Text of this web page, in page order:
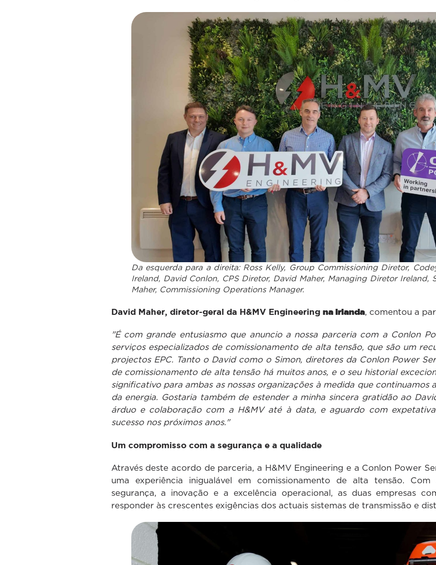
Da esquerda para a direita: Ross Kelly, Group Commissioning Diretor,
Ireland, David Conlon, CPS Diretor, David Maher, Managing Diretor Ireland,
Maher, Commissioning Operations Manager.
David Maher, diretor-geral da H&MV Engineering na Irlanda, comentou a
"É com grande entusiasmo que anuncio a nossa parceria com a Conlon
serviços especializados de comissionamento de alta tensão, que são um
projectos EPC. Tanto o David como o Simon, diretores da Conlon Power
de comissionamento de alta tensão há muitos anos, e o seu historial
significativo para ambas as nossas organizações à medida que continuamos
da energia. Gostaria também de estender a minha sincera gratidão ao
árduo e colaboração com a H&MV até à data, e aguardo com
sucesso nos próximos anos."
Um compromisso com a segurança e a qualidade
Através deste acordo de parceria, a H&MV Engineering e a Conlon Power
uma experiência inigualável em comissionamento de alta tensão.
segurança, a inovação e a excelência operacional, as duas empresas
responder às crescentes exigências dos actuais sistemas de transmissão e